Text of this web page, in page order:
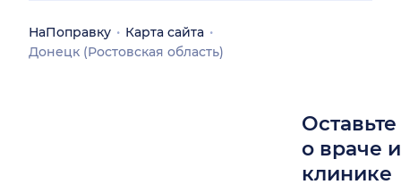
НаПоправку
Карта сайта
Донецк (Ростовская область)
о враче
клинике